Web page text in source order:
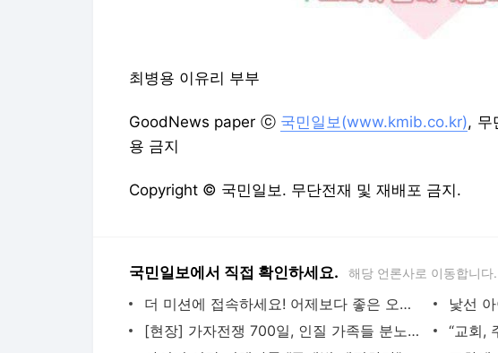
국민일보에서 직접 확인하세요. 해당 언론사로 이동합니다.
[현장] 가자전쟁 700일, 인질 가족들 분노와 눈물로 버틴다
출근 전 하나님과 마주한 시간… “하루가 은혜로 채워집니다”